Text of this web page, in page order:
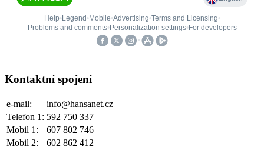
Kontaktní spojení
e-mail:
info@hansanet.cz
Telefon 1: 592 750 337
Mobil 1:
607 802 746
Mobil 2:
602 862 412